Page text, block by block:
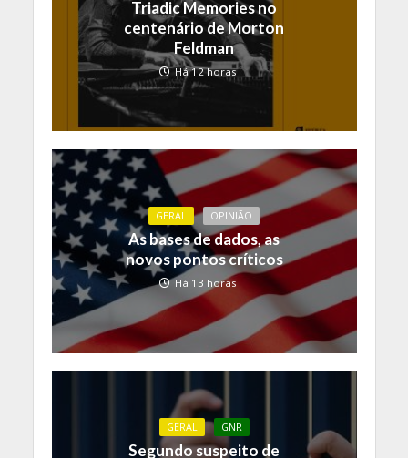
Triadic Memories no
centenário de Morton
Feldman
Há 12 horas
GERAL OPINIÃO
As bases de dados, as
novos pontos críticos
Há 13 horas
GERAL GNR
Segundo suspeito de